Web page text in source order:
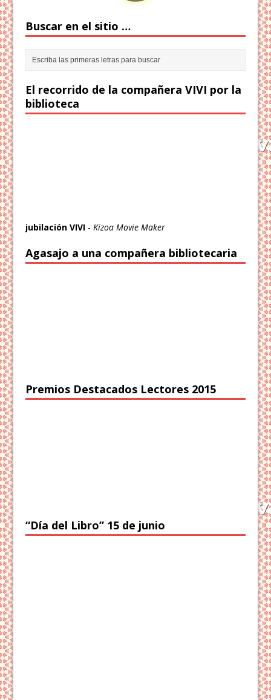
Buscar en el sitio …
El recorrido de la compañera VIVI por la
biblioteca
jubilación VIVI - Kizoa Movie Maker
Agasajo a una compañera bibliotecaria
Premios Destacados Lectores 2015
“Día del Libro” 15 de junio